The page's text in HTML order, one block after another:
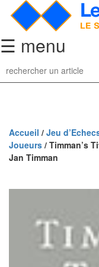
☰ menu
Jeu
d’Echecs
collection
Echiquiers
d’échecs
classiques
Accueil / Jeu
Joueurs / Timman’s
Jan Timman